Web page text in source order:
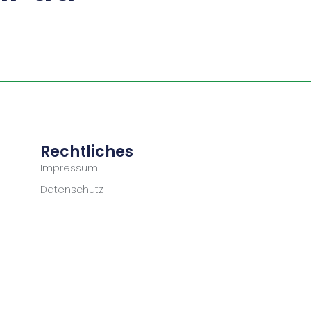
Rechtliches
Impressum
Datenschutz